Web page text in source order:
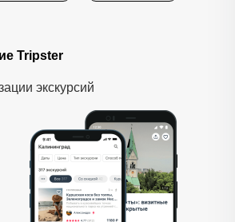
Tripster
экскурсий